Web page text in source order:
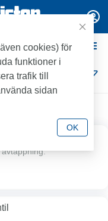
cookies) för
funktioner i
trafik till
sidan
OK